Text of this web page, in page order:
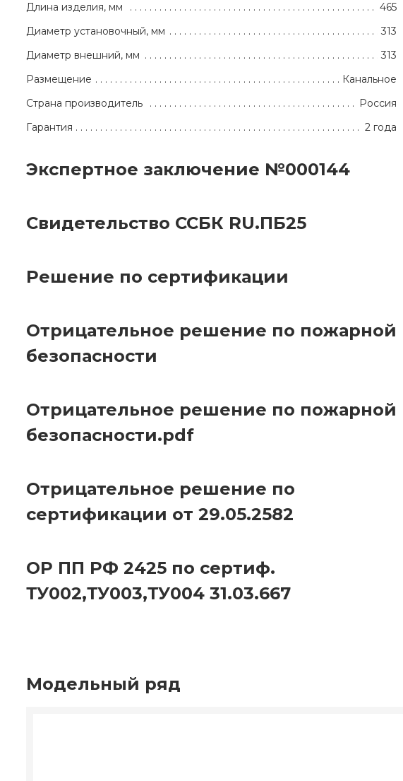
Длина изделия, мм
465
Диаметр установочный, мм
313
Диаметр внешний, мм
313
Размещение
Канальное
Страна производитель
Россия
Гарантия
2 года
Экспертное заключение №000144
Свидетельство ССБК RU.ПБ25
Решение по сертификации
Отрицательное решение по пожарной
безопасности
Отрицательное решение по пожарной
безопасности.pdf
Отрицательное решение по
сертификации от 29.05.2582
ОР ПП РФ 2425 по сертиф.
ТУ002,ТУ003,ТУ004 31.03.667
Модельный ряд